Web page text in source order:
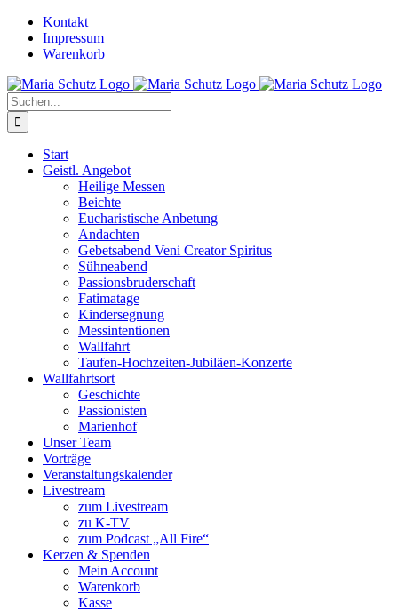
Zum
Inhalt
springen
YouTube
InstagramKontakt
Impressum
Warenkorb
Suche
nach:
Start
Geistl. Angebot
Heilige Messen
Beichte
Eucharistische Anbetung
Andachten
Gebetsabend Veni Creator Spiritus
Sühneabend
Passionsbruderschaft
Fatimatage
Kindersegnung
Messintentionen
Wallfahrt
Taufen-Hochzeiten-Jubiläen-Konzerte
Wallfahrtsort
Geschichte
Passionisten
Marienhof
Unser Team
Vorträge
Veranstaltungskalender
Livestream
zum Livestream
zu K-TV
zum Podcast „All Fire“
Kerzen & Spenden
Mein Account
Warenkorb
Kasse